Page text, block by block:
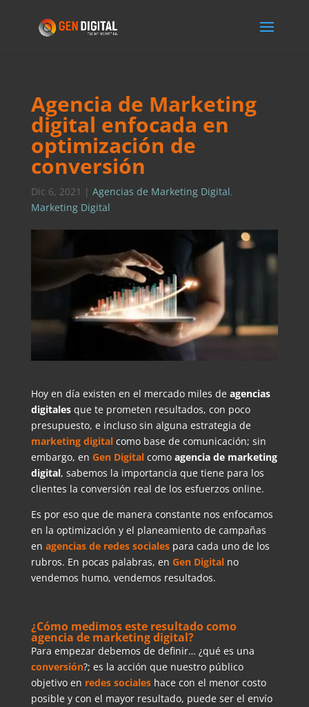
Agencia de Marketing
digital enfocada en
optimización de
conversión
Dic 6, 2021 | Agencias de Marketing Digital,
Marketing Digital
Hoy en día existen en el mercado miles de agencias
digitales que te prometen resultados, con poco
presupuesto, e incluso sin alguna estrategia de
marketing digitalcomo base de comunicación; sin
embargo, en Gen Digitalcomo agencia de marketing
digital, sabemos la importancia que tiene para los
clientes la conversión real de los esfuerzos online.
Es por eso que de manera constante nos enfocamos
en la optimización y el planeamiento de campañas
en agencias de redes socialespara cada uno de los
rubros. En pocas palabras, en Gen Digitalno
vendemos humo, vendemos resultados.
¿Cómo medimos este resultado como
agencia de marketing digital?
Para empezar debemos de definir… ¿qué es una
conversión?; es la acción que nuestro público
objetivo en redes socialeshace con el menor costo
posible y con el mayor resultado, puede ser el envío